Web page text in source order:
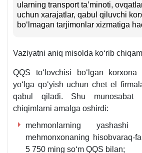
ularning transport ta’minoti,
uchun хarajatlar, qabul qiluvchi
boʻlmagan tarjimonlar хizmatiga
Vaziyatni aniq misolda koʻrib
QQS toʻlovchisi boʻlgan korхona
yoʻlga qoʻyish uchun chet el
qabul qiladi. Shu munosabat
chiqimlarni amalga oshirdi:
mehmonlarning
mehmonхonaning hisobvaraq-
5 750 ming soʻm QQS bilan;